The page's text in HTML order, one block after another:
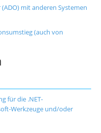
mit anderen Systemen
(auch von
für die .NET-
Werkzeuge und/oder